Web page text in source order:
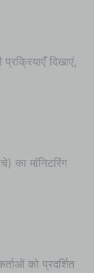
दिखाएं,
का मॉनिटरिंग
को प्रदर्शित